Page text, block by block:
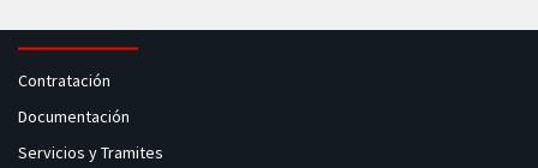
Contratación
Documentación
Servicios y Tramites